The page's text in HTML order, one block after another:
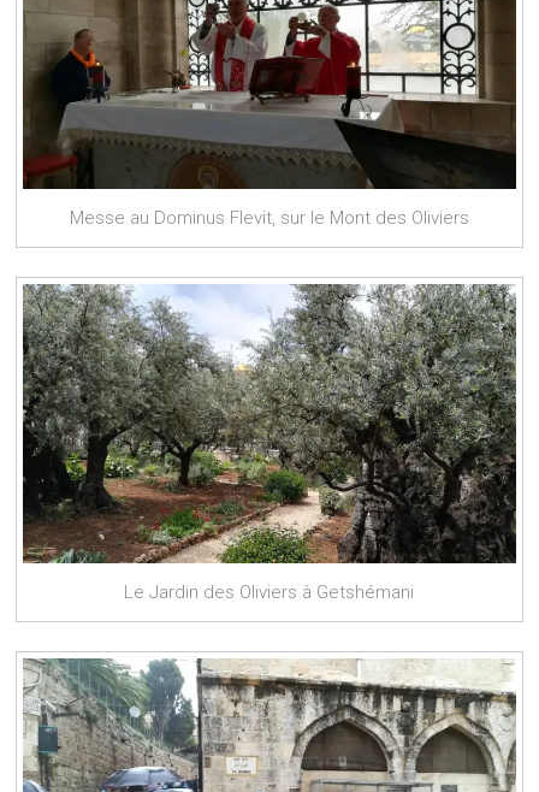
Messe au Dominus Flevit, sur le Mont des Oliviers
Le Jardin des Oliviers à Getshémani